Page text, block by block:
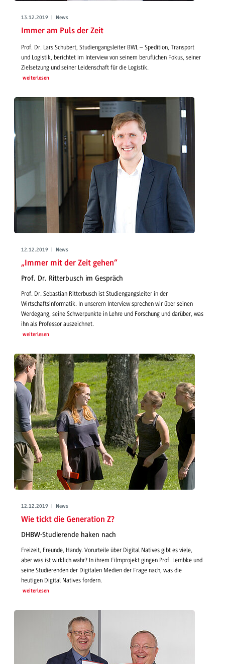
13.12.2019 | News
Immer am Puls der Zeit
Prof. Dr. Lars Schubert, Studiengangsleiter BWL – Spedition, Transport
und Logistik, berichtet im Interview von seinem beruflichen Fokus, seiner
Zielsetzung und seiner Leidenschaft für die Logistik.
weiterlesen
12.12.2019 | News
„Immer mit der Zeit gehen“
Prof. Dr. Ritterbusch im Gespräch
Prof. Dr. Sebastian Ritterbusch ist Studiengangsleiter in der
Wirtschaftsinformatik. In unserem Interview sprechen wir über seinen
Werdegang, seine Schwerpunkte in Lehre und Forschung und darüber, was
ihn als Professor auszeichnet.
weiterlesen
12.12.2019 | News
Wie tickt die Generation Z?
DHBW-Studierende haken nach
Freizeit, Freunde, Handy. Vorurteile über Digital Natives gibt es viele,
aber was ist wirklich wahr? In ihrem Filmprojekt gingen Prof. Lembke und
seine Studierenden der Digitalen Medien der Frage nach, was die
heutigen Digital Natives fordern.
weiterlesen